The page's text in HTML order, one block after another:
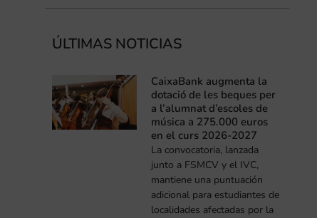
ÚLTIMAS NOTICIAS
CaixaBank augmenta la
dotació de les beques per
a l’alumnat d’escoles de
música a 275.000 euros
en el curs 2026-2027
La convocatoria, lanzada
junto a FSMCV y el IVC,
mantiene una puntuación
adicional para estudiantes de
localidades afectadas por la